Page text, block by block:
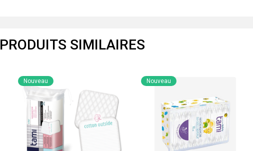
PRODUITS SIMILAIRES
Nouveau Nouveau